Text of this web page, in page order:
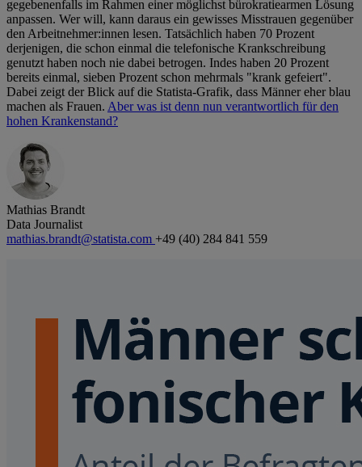
gegebenenfalls im Rahmen einer möglichst bürokratiearmen Lösung
anpassen. Wer will, kann daraus ein gewisses Misstrauen gegenüber
den Arbeitnehmer:innen lesen. Tatsächlich haben 70 Prozent
derjenigen, die schon einmal die telefonische Krankschreibung
genutzt haben noch nie dabei betrogen. Indes haben 20 Prozent
bereits einmal, sieben Prozent schon mehrmals "krank gefeiert".
Dabei zeigt der Blick auf die Statista-Grafik, dass Männer eher blau
machen als Frauen. Aber was ist denn nun verantwortlich für den
hohen Krankenstand?
Mathias Brandt
Data Journalist
mathias.brandt@statista.com +49 (40) 284 841 559